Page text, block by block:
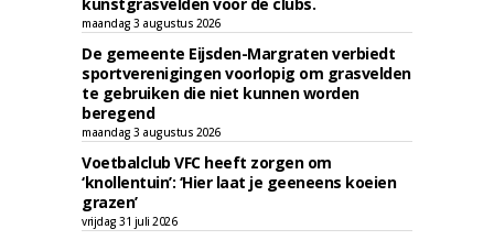
maandag 3 augustus 2026
De gemeente Eijsden-Margraten verbiedt
sportverenigingen voorlopig om grasvelden
te gebruiken die niet kunnen worden
beregend
maandag 3 augustus 2026
Voetbalclub VFC heeft zorgen om
‘knollentuin’: ‘Hier laat je geeneens koeien
grazen’
vrijdag 31 juli 2026